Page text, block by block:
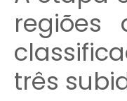
regiões
três